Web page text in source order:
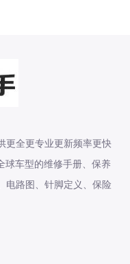
更全更专业更新频率更快
球车型的维修手册、保养
电路图、针脚定义、保险